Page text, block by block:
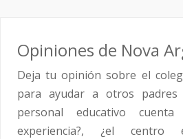
Opiniones de Nova
Deja tu opinión sobre el
para ayudar a otros padres
personal educativo
experiencia?, ¿el centro